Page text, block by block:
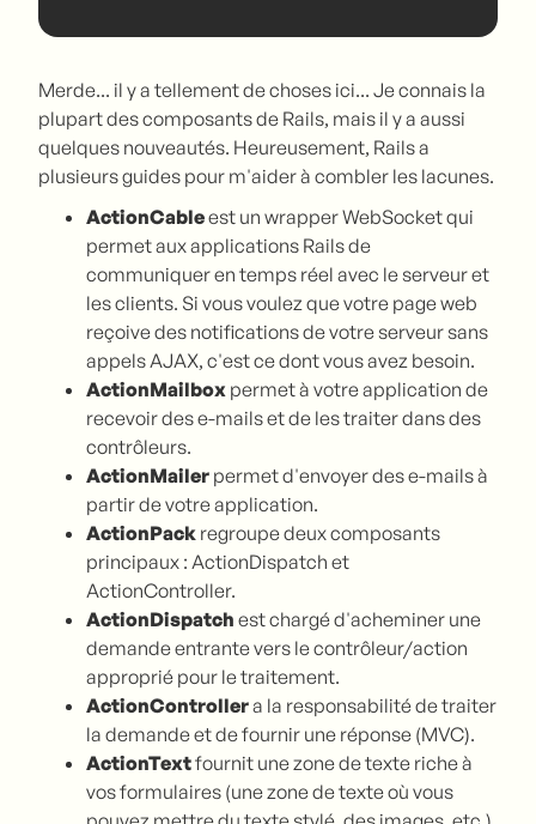
Merde... il y a tellement de choses ici... Je connais la
plupart des composants de Rails, mais il y a aussi
quelques nouveautés. Heureusement, Rails a
plusieurs guides pour m'aider à combler les lacunes.
ActionCableest un wrapper WebSocket qui
permet aux applications Rails de
communiquer en temps réel avec le serveur et
les clients. Si vous voulez que votre page web
reçoive des notifications de votre serveur sans
appels AJAX, c'est ce dont vous avez besoin.
ActionMailbox permet à votre application de
recevoir des e-mails et de les traiter dans des
contrôleurs.
ActionMailer permet d'envoyer des e-mails à
partir de votre application.
ActionPack regroupe deux composants
principaux : ActionDispatch et
ActionController.
ActionDispatch est chargé d'acheminer une
demande entrante vers le contrôleur/action
approprié pour le traitement.
ActionControllera la responsabilité de traiter
la demande et de fournir une réponse (MVC).
ActionTextfournit une zone de texte riche à
vos formulaires (une zone de texte où vous